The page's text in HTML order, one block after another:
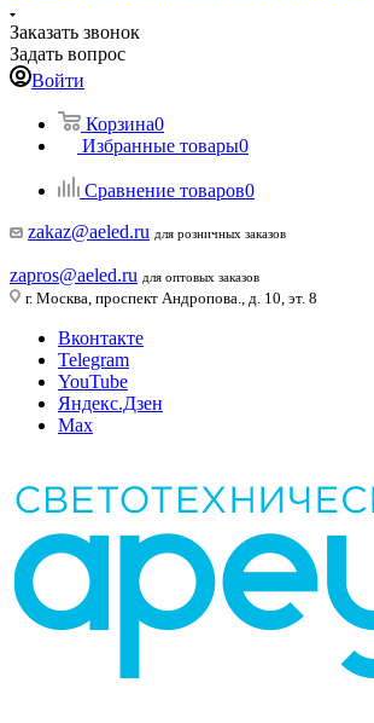
Заказать звонок
Задать вопрос
Войти
Корзина0
Избранные товары0
Сравнение товаров0
zakaz@aeled.ru для розничных заказов
zapros@aeled.ru для оптовых заказов
г. Москва, проспект Андропова., д. 10, эт. 8
Вконтакте
Telegram
YouTube
Яндекс.Дзен
Max